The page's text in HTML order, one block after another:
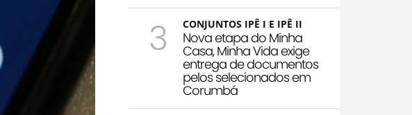
3 CONJUNTOS IPÊ I E IPÊ II
Nova etapa do Minha
Casa, Minha Vida exige
entrega de documentos
pelos selecionados em
Corumbá